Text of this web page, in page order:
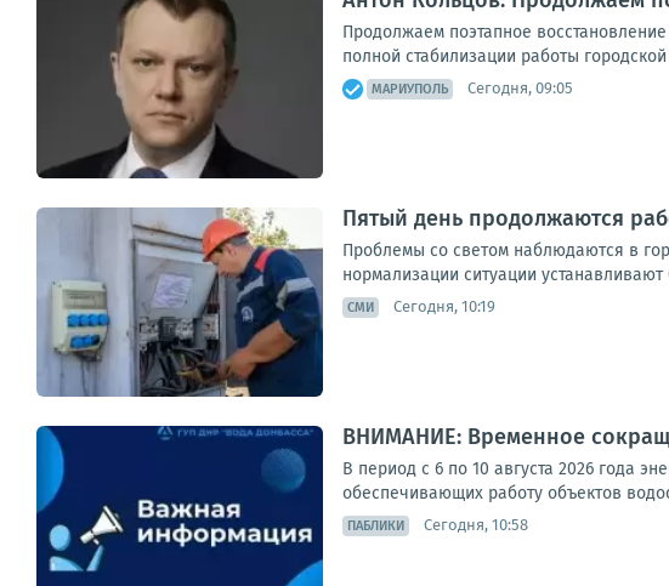
Продолжаем поэтапное
полной стабилизации работы
МАРИУПОЛЬ Сегодня, 09:05
Пятый день продолжаются
Проблемы со светом наблюдаются в
нормализации ситуации
СМИ Сегодня, 10:19
ВНИМАНИЕ: Временное
В период с 6 по 10 августа 2026 года
обеспечивающих работу объектов
ПАБЛИКИ Сегодня, 10:58